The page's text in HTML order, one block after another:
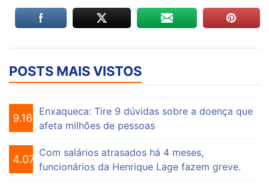
POSTS MAIS VISTOS
9.166
Enxaqueca: Tire 9 dúvidas sobre a doença que
afeta milhões de pessoas
4.078
Com salários atrasados há 4 meses,
funcionários da Henrique Lage fazem greve.